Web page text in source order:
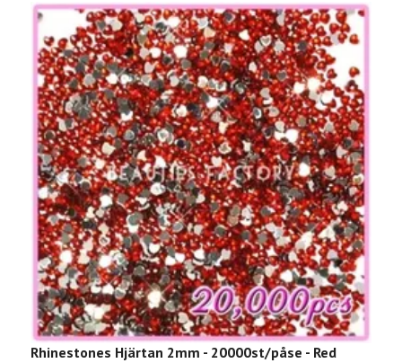
Rhinestones Hjärtan 2mm - 20000st/påse - Red